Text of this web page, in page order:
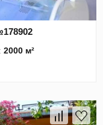
2000 м²